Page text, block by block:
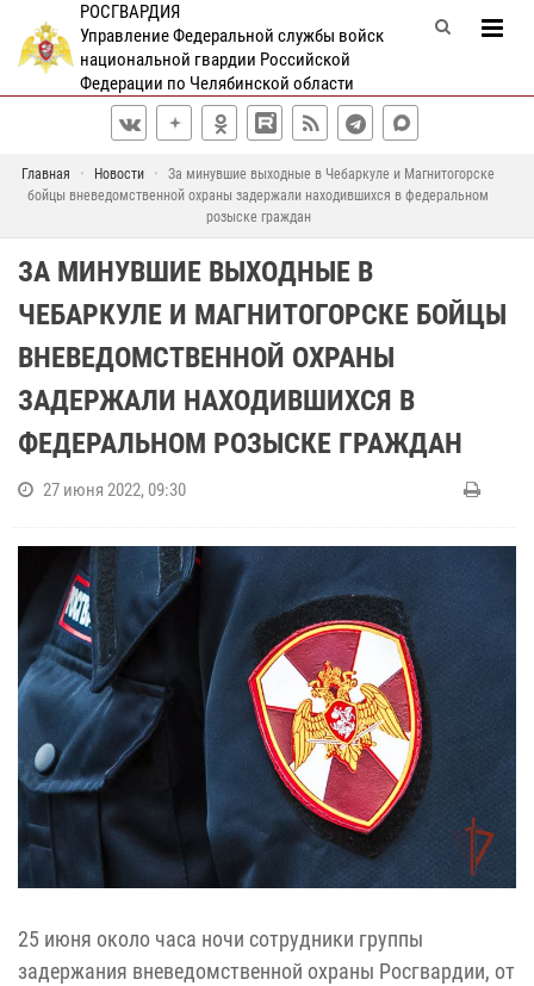
РОСГВАРДИЯ
Управление Федеральной службы войск
национальной гвардии Российской
Федерации по Челябинской области
Главная Новости
За минувшие выходные в Чебаркуле и Магнитогорске
бойцы вневедомственной охраны задержали находившихся в федеральном
розыске граждан
ЗА МИНУВШИЕ ВЫХОДНЫЕ В
ЧЕБАРКУЛЕ И МАГНИТОГОРСКЕ БОЙЦЫ
ВНЕВЕДОМСТВЕННОЙ ОХРАНЫ
ЗАДЕРЖАЛИ НАХОДИВШИХСЯ В
ФЕДЕРАЛЬНОМ РОЗЫСКЕ ГРАЖДАН
27 июня 2022, 09:30
25 июня около часа ночи сотрудники группы
задержания вневедомственной охраны Росгвардии, от